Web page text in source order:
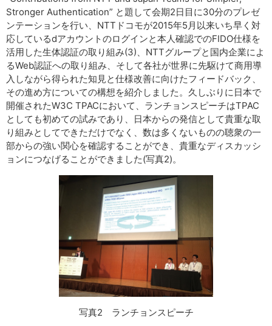
Stronger Authentication” と題して会期2日目に30分のプレゼ
ンテーションを行い、NTTドコモが2015年5月以来いち早く対
応しているdアカウントのログインと本人確認でのFIDO仕様を
活用した生体認証の取り組み(3)、NTTグループと国内企業によ
るWeb認証への取り組み、そして各社が世界に先駆けて商用導
入しながら得られた知見と仕様改善に向けたフィードバック、
その進め方についての構想を紹介しました。久しぶりに日本で
開催されたW3C TPACにおいて、ランチョンスピーチはTPAC
としても初めての試みであり、日本からの発信として貴重な取
り組みとしてできただけでなく、数は多くないものの聴衆の一
部からの強い関心を確認することができ、貴重なディスカッシ
ョンにつなげることができました(写真2)。
写真2 ランチョンスピーチ